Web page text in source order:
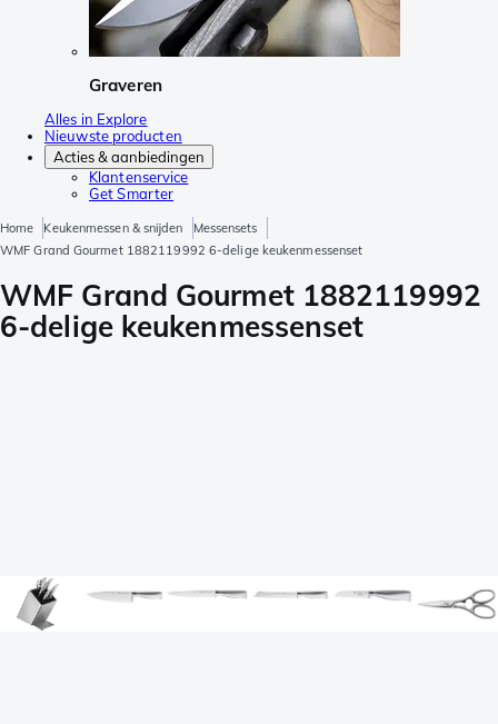
Graveren
Alles in Explore
Nieuwste producten
Acties & aanbiedingen
Klantenservice
Get Smarter
Home Keukenmessen & snijden
Messensets
WMF Grand Gourmet 1882119992 6-delige keukenmessenset
WMF Grand Gourmet 1882119992
6-delige keukenmessenset